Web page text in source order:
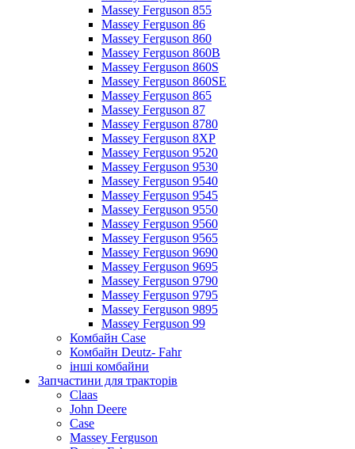
Massey Ferguson 855
Massey Ferguson 86
Massey Ferguson 860
Massey Ferguson 860B
Massey Ferguson 860S
Massey Ferguson 860SE
Massey Ferguson 865
Massey Ferguson 87
Massey Ferguson 8780
Massey Ferguson 8XP
Massey Ferguson 9520
Massey Ferguson 9530
Massey Ferguson 9540
Massey Ferguson 9545
Massey Ferguson 9550
Massey Ferguson 9560
Massey Ferguson 9565
Massey Ferguson 9690
Massey Ferguson 9695
Massey Ferguson 9790
Massey Ferguson 9795
Massey Ferguson 9895
Massey Ferguson 99
Комбайн Case
Комбайн Deutz- Fahr
інші комбайни
Запчастини для тракторів
Claas
John Deere
Case
Massey Ferguson